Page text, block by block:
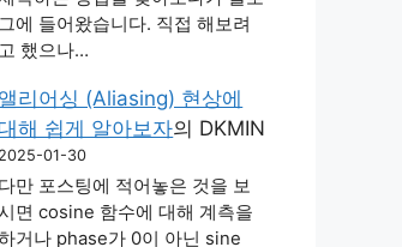
그에 들어왔습니다. 직접 해보려
고 했으나…
앨리어싱 (Aliasing) 현상에
해 쉽게 알아보자의 DKMIN
2025-01-30
다만 포스팅에 적어놓은 것을 보
면 cosine 함수에 대해 계측을
거나 phase가 0이 아닌 sine